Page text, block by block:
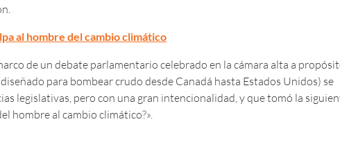
al hombre del cambio climático
de un debate parlamentario celebrado en la cámara alta a
para bombear crudo desde Canadá hasta Estados Unidos) se
legislativas, pero con una gran intencionalidad, y que tomó la
hombre al cambio climático?».